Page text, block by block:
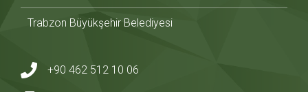
Trabzon Büyükşehir Belediyesi
+90 462 512 10 06